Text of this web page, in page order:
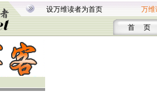
设万维读者为首页 万维
首 页